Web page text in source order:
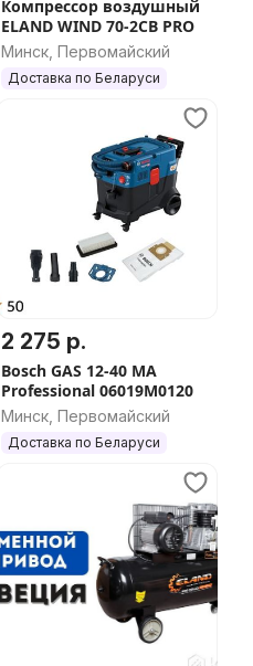
Компрессор воздушный
ELAND WIND 70-2CB PRO
Минск, Первомайский
Доставка по Беларуси
2 275 р.
Bosch GAS 12-40 MA
Professional 06019M0120
Минск, Первомайский
Доставка по Беларуси